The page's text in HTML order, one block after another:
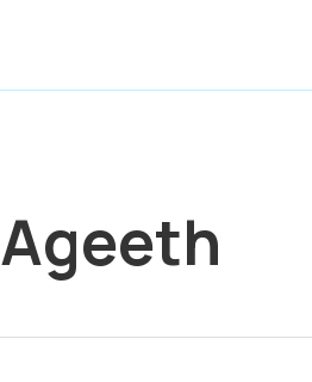
Ageeth